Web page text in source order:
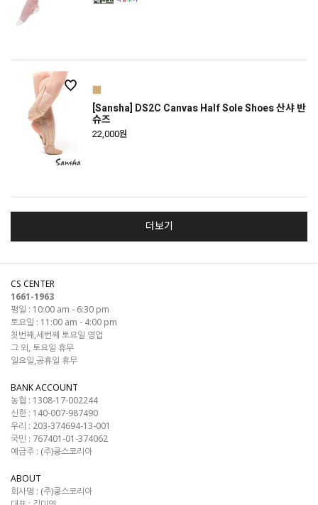
[Sansha] DS2C Canvas Half Sole Shoes 산샤 반
슈즈
22,000원
더보기
CS CENTER
1661-1963
평일 : 10:00 am - 6:30 pm
토요일 : 11:00 am - 4:00 pm
첫번째,세번째 토요일 영업
그 외, 토요일 휴무
일요일,공휴일 휴무
BANK ACCOUNT
농협 : 1308-17-002244
신한 : 140-007-987490
우리 : 203-374694-13-001
국민 : 767401-01-374062
예금주 : (주)쿵스코리아
ABOUT
회사명 : (주)쿵스코리아